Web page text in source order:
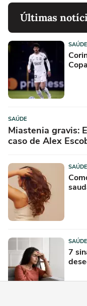
Últimas
SAÚDE
SAÚDE
Miastenia gravis:
caso de Alex
SAÚDE
SAÚDE
7